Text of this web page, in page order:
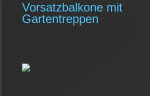
Vorsatzbalkone mit
Gartentreppen